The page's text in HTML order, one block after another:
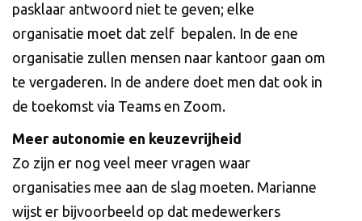
pasklaar antwoord niet te geven; elke
organisatie moet dat zelf bepalen. In de ene
organisatie zullen mensen naar kantoor gaan om
te vergaderen. In de andere doet men dat ook in
de toekomst via Teams en Zoom.
Meer autonomie en keuzevrijheid
Zo zijn er nog veel meer vragen waar
organisaties mee aan de slag moeten. Marianne
wijst er bijvoorbeeld op dat medewerkers